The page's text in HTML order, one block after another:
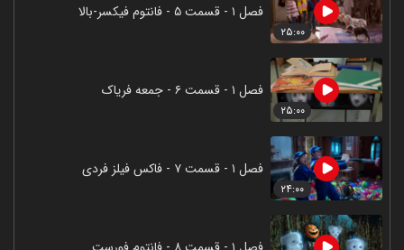
۲۵:۰۰
فصل ۱ - قسمت ۵ - فانتوم فیکسر-بالا
۲۵:۰۰
فصل ۱ - قسمت ۶ - جمعه فریاک
۲۴:۰۰
فصل ۱ - قسمت ۷ - فاکس فیلز فردی